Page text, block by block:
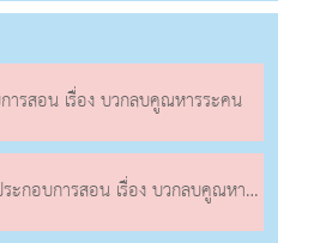
ารสอน เรื่อง บวกลบคูณหารระคน
อบการสอน เรื่อง บวกลบคูณหารระคน